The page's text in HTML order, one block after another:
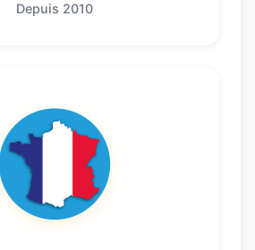
Depuis 2010